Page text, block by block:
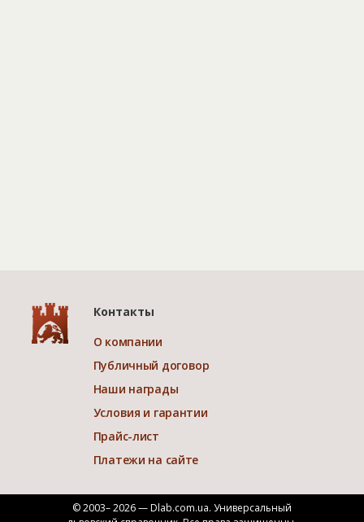
Контакты
О компании
Публичный договор
Наши награды
Условия и гарантии
Прайс-лист
Платежи на сайте
© 2003– 2026 — Dlab.com.ua. Универсальный